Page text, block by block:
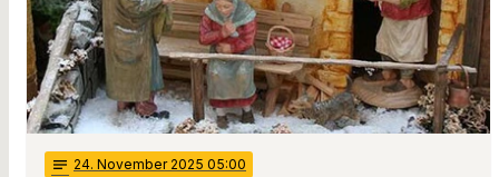
notes 24. November 2025 05:00